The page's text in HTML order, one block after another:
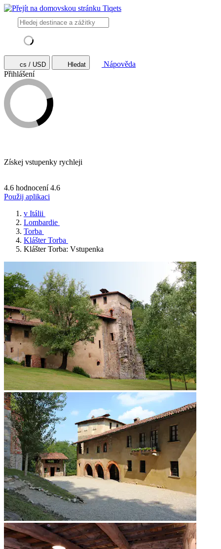
cs / USD Hledat
Nápověda
Přihlášení
Získej vstupenky rychleji
4.6 hodnocení 4.6
Použij aplikaci
v Itálii
Lombardie
Torba
Klášter Torba
Klášter Torba: Vstupenka